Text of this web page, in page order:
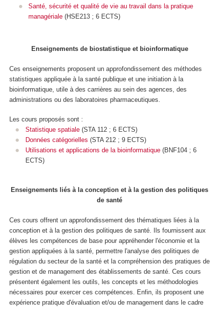
Santé, sécurité et qualité de vie au travail dans la pratique
managériale (HSE213 ; 6 ECTS)
Enseignements de biostatistique et bioinformatique
Ces enseignements proposent un approfondissement des méthodes
statistiques appliquée à la santé publique et une initiation à la
bioinformatique, utile à des carrières au sein des agences, des
administrations ou des laboratoires pharmaceutiques.
Les cours proposés sont :
Statistique spatiale(STA 112 ; 6 ECTS)
Données catégorielles (STA 212 ; 9 ECTS)
Utilisations et applications de la bioinformatique(BNF104 ; 6
ECTS)
Enseignements liés à la conception et à la gestion des politiques
de santé
Ces cours offrent un approfondissement des thématiques liées à la
conception et à la gestion des politiques de santé. Ils fournissent aux
élèves les compétences de base pour appréhender l'économie et la
gestion appliquées à la santé, permettre l'analyse des politiques de
régulation du secteur de la santé et la compréhension des pratiques de
gestion et de management des établissements de santé. Ces cours
présentent également les outils, les concepts et les méthodologies
nécessaires pour exercer ces compétences. Enfin, ils proposent une
expérience pratique d'évaluation et/ou de management dans le cadre